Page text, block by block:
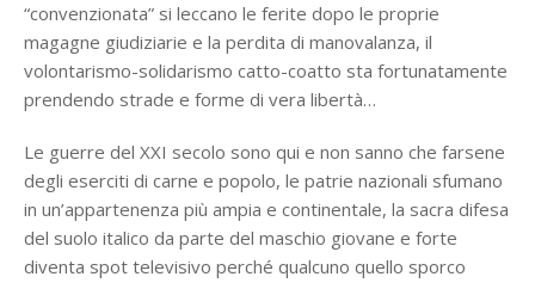
“convenzionata” si leccano le ferite dopo le proprie
magagne giudiziarie e la perdita di manovalanza, il
volontarismo-solidarismo catto-coatto sta fortunatamente
prendendo strade e forme di vera libertà…
Le guerre del XXI secolo sono qui e non sanno che farsene
degli eserciti di carne e popolo, le patrie nazionali sfumano
in un’appartenenza più ampia e continentale, la sacra difesa
del suolo italico da parte del maschio giovane e forte
diventa spot televisivo perché qualcuno quello sporco